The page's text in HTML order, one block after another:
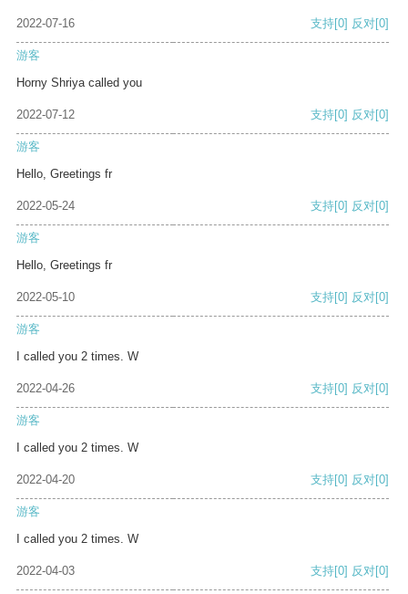
2022-07-16 支持[0] 反对[0]
游客
Horny Shriya called you
2022-07-12 支持[0] 反对[0]
游客
Hello, Greetings fr
2022-05-24 支持[0] 反对[0]
游客
Hello, Greetings fr
2022-05-10 支持[0] 反对[0]
游客
I called you 2 times. W
2022-04-26 支持[0] 反对[0]
游客
I called you 2 times. W
2022-04-20 支持[0] 反对[0]
游客
I called you 2 times. W
2022-04-03 支持[0] 反对[0]